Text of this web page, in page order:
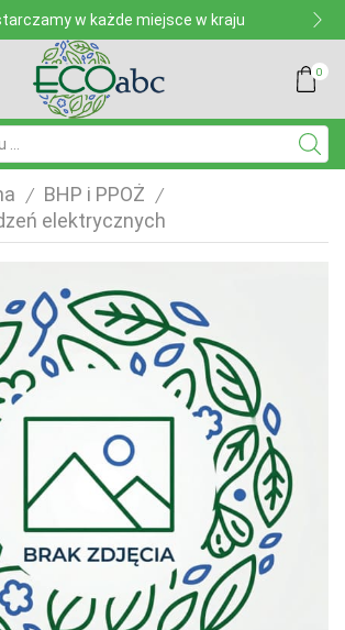
w każde miejsce w kraju
0
/ BHP i PPOŻ /
elektrycznych